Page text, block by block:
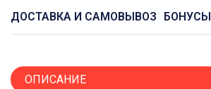
ДОСТАВКА И САМОВЫВОЗ БОНУСЫ
ОПИСАНИЕ